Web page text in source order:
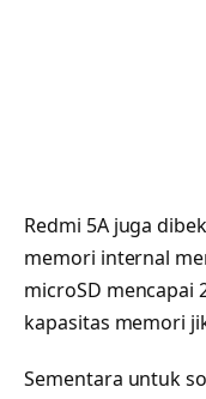
Redmi 5A juga
memori internal
microSD mencapai
kapasitas memori
Sementara untuk